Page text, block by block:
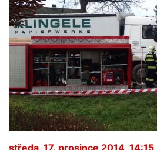
středa, 17. prosince 2014, 14:15